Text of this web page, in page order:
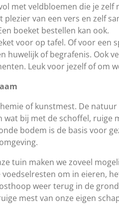
met veldbloemen die je zelf
plezier van een vers en zelf
boeket bestellen kan ook.
voor op tafel. Of voor een
huwelijk of begrafenis. Ook
Leuk voor jezelf of om
of kunstmest. De
wat bij met de schoffel, ruige
bodem is de basis voor
tuin maken we zoveel
om in eieren,
weer terug in de
mest van onze eigen